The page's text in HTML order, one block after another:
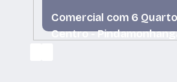
Comercial com 6
Centro -